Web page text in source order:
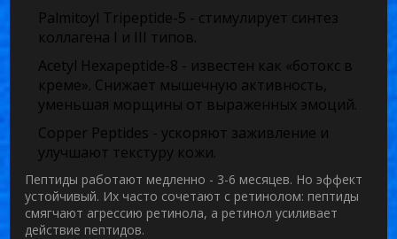
Palmitoyl Tripeptide-5 - стимулирует синтез
коллагена I и III типов.
Acetyl Hexapeptide-8 - известен как «ботокс в
креме». Снижает мышечную активность,
уменьшая морщины от выраженных эмоций.
Copper Peptides - ускоряют заживление и
улучшают текстуру кожи.
Пептиды работают медленно - 3-6 месяцев. Но эффект
устойчивый. Их часто сочетают с ретинолом: пептиды
смягчают агрессию ретинола, а ретинол усиливает
действие пептидов.